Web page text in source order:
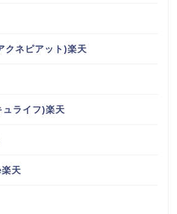
ネピアット)楽天
ライフ)楽天
天